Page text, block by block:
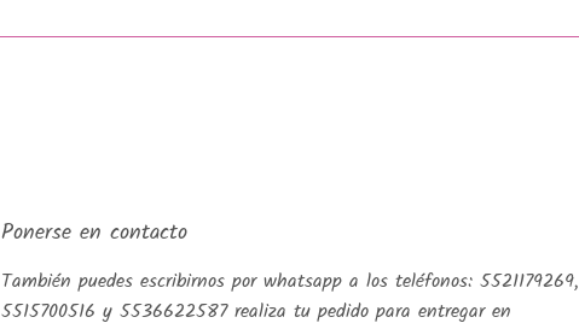
Ponerse en contacto
También puedes escribirnos por whatsapp a los teléfonos: 5521179269,
5515700516 y 5536622587 realiza tu pedido para entregar en